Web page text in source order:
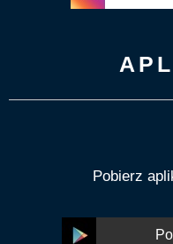
Pobierz